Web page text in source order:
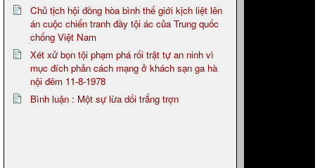
Chủ tịch hội đồng hòa bình thế giới kịch liệt lên
án cuộc chiến tranh đầy tội ác của Trung quốc
chống Việt Nam
Xét xử bọn tội phạm phá rối trật tự an ninh vì
mục đích phản cách mạng ở khách sạn ga hà
nội đêm 11-8-1978
Bình luận : Một sự lừa dối trắng trợn